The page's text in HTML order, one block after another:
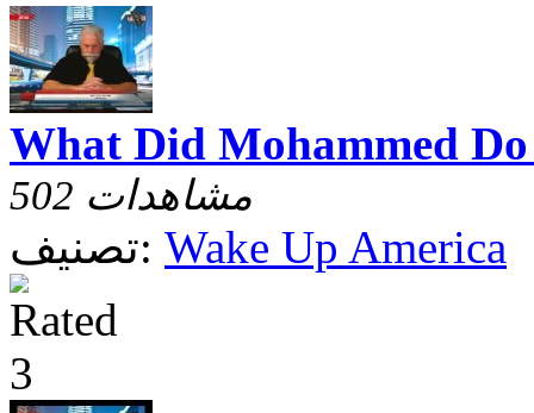
What Did Mohammed
502 مشاهدات
تصنيف: Wake Up America